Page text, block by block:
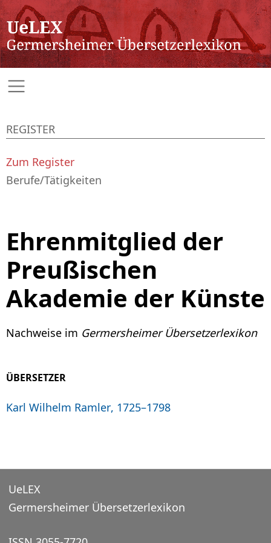
Ehrenmitglied der
Preußischen
Akademie der Künste
Nachweise im Germersheimer Übersetzerlexikon
ÜBERSETZER
Karl Wilhelm Ramler, 1725–1798
REGISTER
Zum Register
Berufe/Tätigkeiten
UeLEX
Germersheimer Übersetzerlexikon